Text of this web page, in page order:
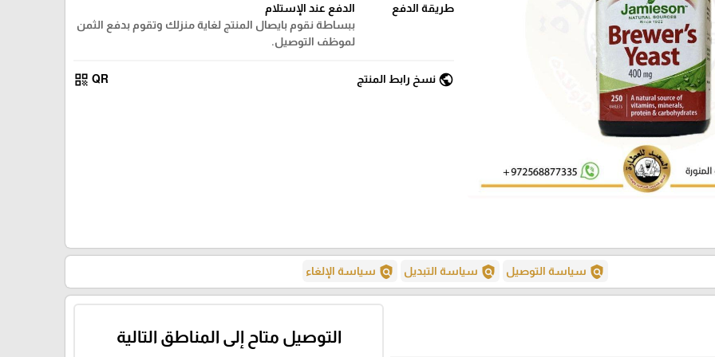
طريقة الدفع
الدفع عند الإستلام
ببساطة نقوم بايصال المنتج لغاية منزلك وتقوم بدفع الثمن
لموظف التوصيل.
public نسخ رابط المنتج QR
qr_code
policy سياسة التوصيل policy سياسة التبديل policy سياسة الإلغاء
التوصيل متاح إلى المناطق التالية